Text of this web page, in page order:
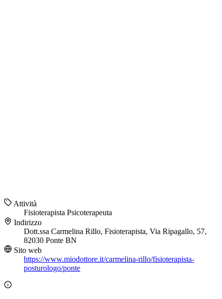
Attività
Fisioterapista Psicoterapeuta
Indirizzo
Dott.ssa Carmelina Rillo, Fisioterapista, Via Ripagallo, 57,
82030 Ponte BN
Sito web
https://www.miodottore.it/carmelina-rillo/fisioterapista-
posturologo/ponte